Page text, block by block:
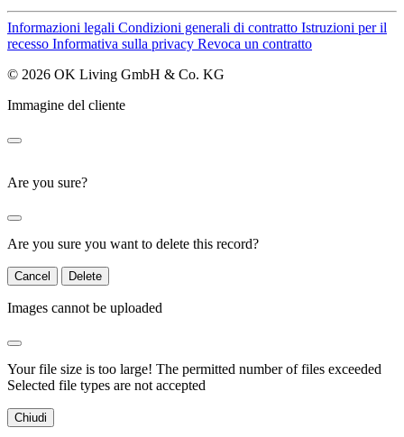
Informazioni legali Condizioni generali di contratto Istruzioni per il
recesso Informativa sulla privacy Revoca un contratto
© 2026 OK Living GmbH & Co. KG
Immagine del cliente
Are you sure?
Are you sure you want to delete this record?
Cancel Delete
Images cannot be uploaded
Your file size is too large! The permitted number of files exceeded
Selected file types are not accepted
Chiudi